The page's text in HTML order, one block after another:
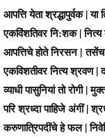
आपत्ति येता श्रद्धापुर्वक |
एकविंशतिवर नि:शक |
आपत्तिचे होते निरसन | तसेंच
एकविशतीवर नित्य श्रवण |
व्याधी पासुनियां तो रोगी |
परि श्रध्दा पाहिजे अंगीं |
करुणात्रिपदींचे हे फल |